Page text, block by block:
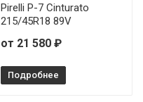
Pirelli P-7 Cinturato
215/45R18 89V
от 21 580 ₽
Подробнее